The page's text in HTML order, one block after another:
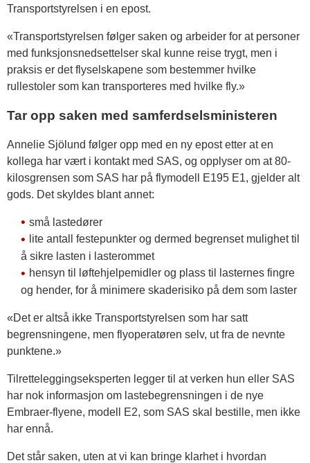
Transportstyrelsen i en epost.
«Transportstyrelsen følger saken og arbeider for at personer
med funksjonsnedsettelser skal kunne reise trygt, men i
praksis er det flyselskapene som bestemmer hvilke
rullestoler som kan transporteres med hvilke fly.»
Tar opp saken med samferdselsministeren
Annelie Sjölund følger opp med en ny epost etter at en
kollega har vært i kontakt med SAS, og opplyser om at 80-
kilosgrensen som SAS har på flymodell E195 E1, gjelder alt
gods. Det skyldes blant annet:
små lastedører
lite antall festepunkter og dermed begrenset mulighet til
å sikre lasten i lasterommet
hensyn til løftehjelpemidler og plass til lasternes fingre
og hender, for å minimere skaderisiko på dem som laster
«Det er altså ikke Transportstyrelsen som har satt
begrensningene, men flyoperatøren selv, ut fra de nevnte
punktene.»
Tilretteleggingseksperten legger til at verken hun eller SAS
har nok informasjon om lastebegrensningen i de nye
Embraer-flyene, modell E2, som SAS skal bestille, men ikke
har ennå.
Det står saken, uten at vi kan bringe klarhet i hvordan